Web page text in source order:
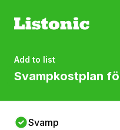
Add to list
Svampkostplan
Svamp